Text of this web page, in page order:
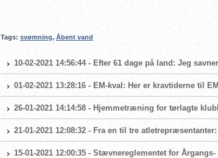
Tags: svømning, Åbent vand
10-02-2021 14:56:44 - Efter 61 dage på land: Jeg
01-02-2021 13:28:16 - EM-kval: Her er kravtiderne til
26-01-2021 14:14:58 - Hjemmetræning for tørlagte
21-01-2021 12:08:32 - Fra en til tre
15-01-2021 12:00:35 - Stævnereglementet for